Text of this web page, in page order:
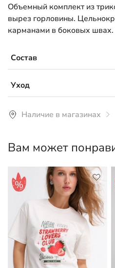
Объемный комплект из
вырез горловины.
карманами в боковых швах.
Состав
Вафельное полотно, 100%
Уход
Рекомендуется ручная или
средствами для цветного
Наличие в магазинах
Вам может